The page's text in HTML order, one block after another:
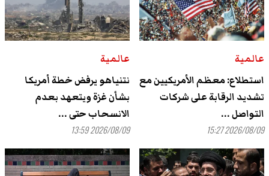
عالمية
استطلاع: معظم الأمريكيين مع
تشديد الرقابة على شركات
التواصل ...
2026/08/09 15:27
عالمية
نتنياهو يرفض خطة أمريكا
بشأن غزة ويتعهد بعدم
الانسحاب حتى ...
2026/08/09 13:59